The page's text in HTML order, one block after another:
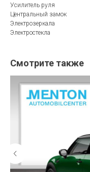
Усилитель руля
Центральный замок
Электрозеркала
Электростекла
Смотрите также